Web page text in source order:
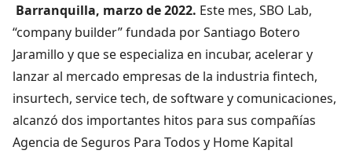
Barranquilla, marzo de 2022. Este mes, SBO Lab,
“company builder” fundada por Santiago Botero
Jaramillo y que se especializa en incubar, acelerar y
lanzar al mercado empresas de la industria fintech,
insurtech, service tech, de software y comunicaciones,
alcanzó dos importantes hitos para sus compañías
Agencia de Seguros Para Todos y Home Kapital